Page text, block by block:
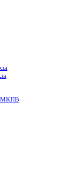
МКПВ